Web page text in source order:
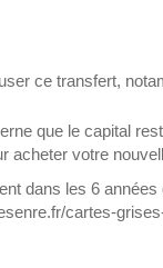
ce transfert,
que le capital
acheter votre
dans les 6
cartes-